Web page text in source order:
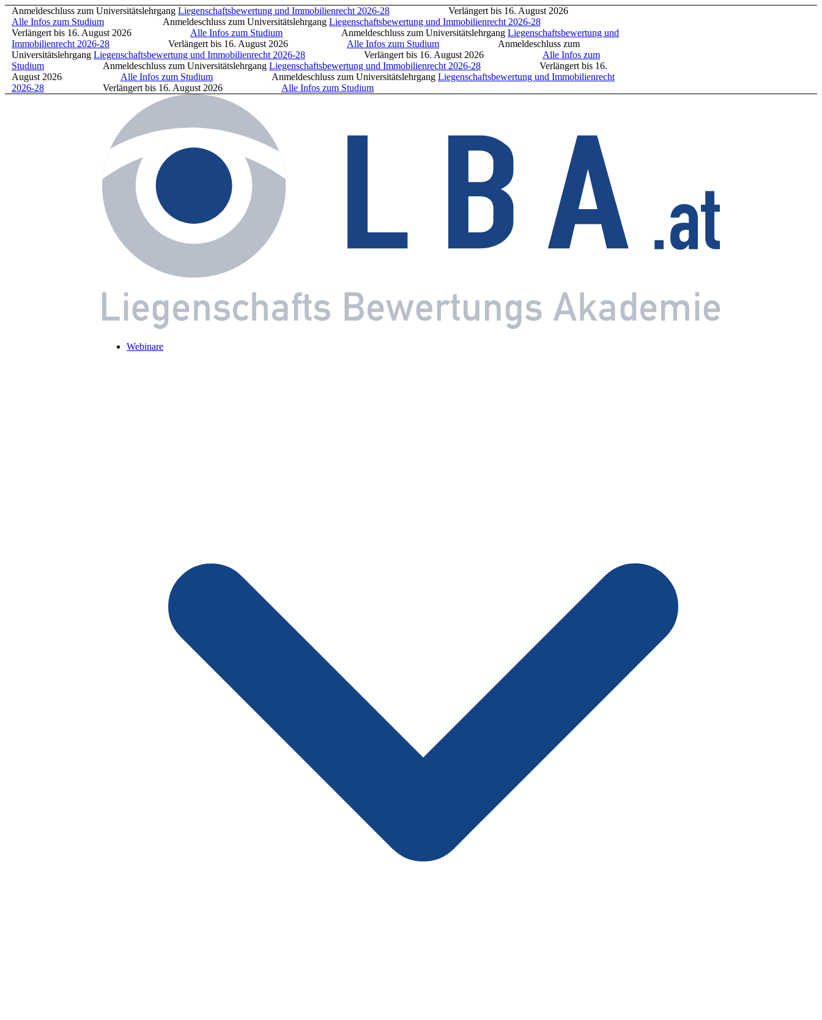
Anmeldeschluss zum UniversitätslehrgangLiegenschaftsbewertung und Immobilienrecht 2026-28Verlängert bis 16. August 2026
Alle Infos zum StudiumAnmeldeschluss zum UniversitätslehrgangLiegenschaftsbewertung und Immobilienrecht 2026-28
Verlängert bis 16. August 2026
Alle Infos zum StudiumAnmeldeschluss zum UniversitätslehrgangLiegenschaftsbewertung und
Immobilienrecht 2026-28Verlängert bis 16. August 2026 Alle Infos zum Studium
Anmeldeschluss zum
UniversitätslehrgangLiegenschaftsbewertung und Immobilienrecht 2026-28Verlängert bis 16. August 2026
Alle Infos zum
StudiumAnmeldeschluss zum UniversitätslehrgangLiegenschaftsbewertung und Immobilienrecht 2026-28Verlängert bis 16.
August 2026
Alle Infos zum StudiumAnmeldeschluss zum UniversitätslehrgangLiegenschaftsbewertung und Immobilienrecht
2026-28Verlängert bis 16. August 2026 Alle Infos zum Studium
Webinare